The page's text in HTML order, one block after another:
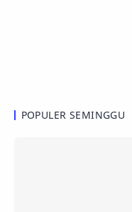
POPULER SEMINGGU